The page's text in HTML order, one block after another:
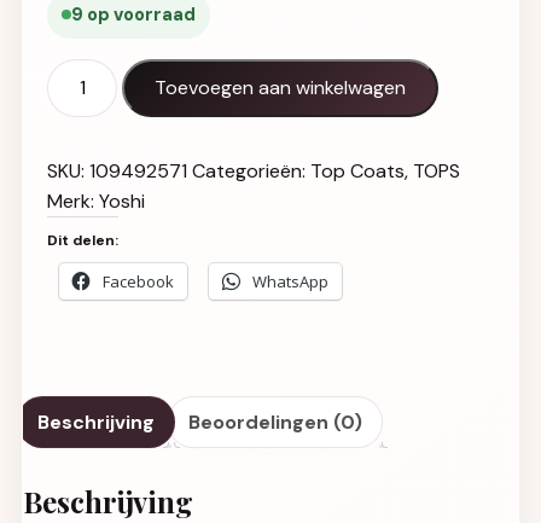
9 op voorraad
Top Blink Star Dust UV LED aantal
Toevoegen aan winkelwagen
SKU: 109492571 Categorieën: Top Coats, TOPS
Merk: Yoshi
Dit delen:
Facebook WhatsApp
Beschrijving Beoordelingen (0)
Beschrijving